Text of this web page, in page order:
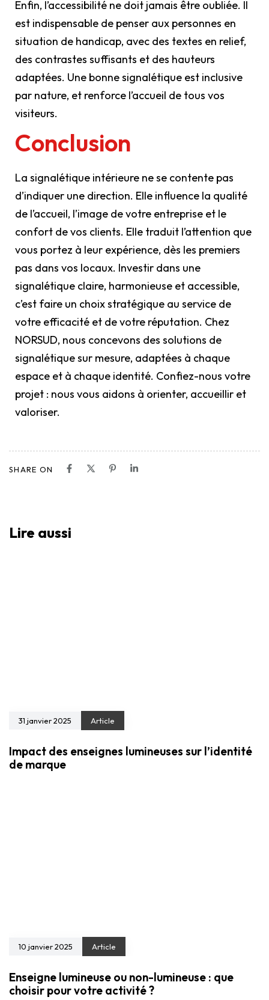
Enfin, l’accessibilité ne doit jamais être oubliée. Il
est indispensable de penser aux personnes en
situation de handicap, avec des textes en relief,
des contrastes suffisants et des hauteurs
adaptées. Une bonne signalétique est inclusive
par nature, et renforce l’accueil de tous vos
visiteurs.
Conclusion
La signalétique intérieure ne se contente pas
d’indiquer une direction. Elle influence la qualité
de l’accueil, l’image de votre entreprise et le
confort de vos clients. Elle traduit l’attention que
vous portez à leur expérience, dès les premiers
pas dans vos locaux. Investir dans une
signalétique claire, harmonieuse et accessible,
c’est faire un choix stratégique au service de
votre efficacité et de votre réputation. Chez
NORSUD, nous concevons des solutions de
signalétique sur mesure, adaptées à chaque
espace et à chaque identité. Confiez-nous votre
projet : nous vous aidons à orienter, accueillir et
valoriser.
SHARE ON
Lire aussi
31 janvier 2025 Article
Impact des enseignes lumineuses sur l’identité
de marque
10 janvier 2025 Article
Enseigne lumineuse ou non-lumineuse : que
choisir pour votre activité ?